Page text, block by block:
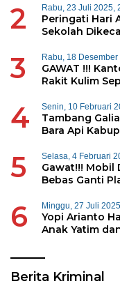
2 Rabu, 23 Juli 2025,
Peringati Hari
Sekolah
3 Rabu, 18
GAWAT !!!
Rakit Kulim
4 Senin, 10 Februari
Tambang
Bara Api
5 Selasa, 4 Februari
Gawat!!! Mobil
Bebas Ganti
6 Minggu, 27 Juli
Yopi Arianto
Anak Yatim
Berita Kriminal